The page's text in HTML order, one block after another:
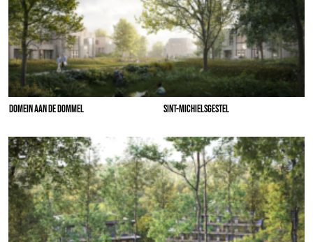
DOMEIN AAN DE DOMMEL SINT-MICHIELSGESTEL